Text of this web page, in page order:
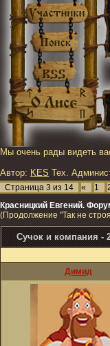
Мы очень рады видеть
Автор: KES Тех.
Страница 3 из 14 « 1
Красницкий Евгений.
(Продолжение "Так не
Сучок и компания -
Димид